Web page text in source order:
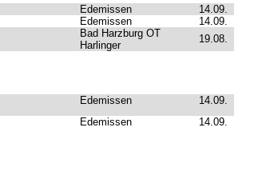
Edemissen
14.09.
Edemissen
14.09.
Bad Harzburg OT
Harlinger
19.08.
Edemissen 14.09.
Edemissen 14.09.